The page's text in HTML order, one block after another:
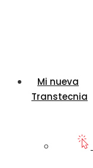
Mi nueva
Transtecnia